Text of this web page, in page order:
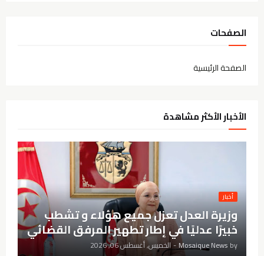
الصفحات
الصفحة الرئيسية
الأخبار الأكثر مشاهدة
أخبار
وزيرة العدل تعزل جميع هؤلاء و تشطب
خبيرًا عدليًا في إطار تطهير المرفق القضائي
by
Mosaique News
- الخميس, أغسطس 06, 2026